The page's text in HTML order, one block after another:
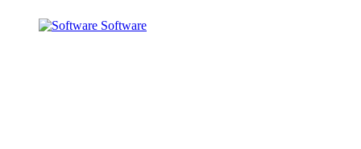
Software